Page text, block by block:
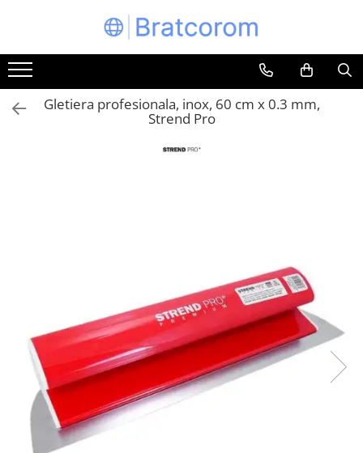
Toate Produsele
Articole animale
Adapatoare animale
Articole bucatarie
Articole mobila
Articole organizare
Articole Sportive
Cutii postale
Electronice si electrocasnice
Gletiera profesionala, inox, 60 cm x 0.3 mm,
Strend Pro